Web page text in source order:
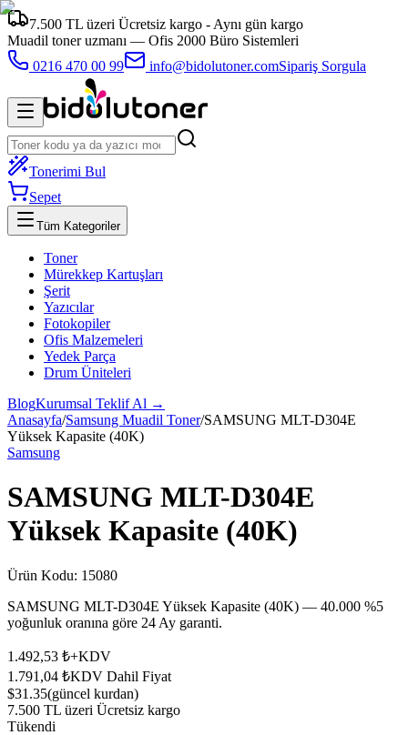
7.500 TL üzeri Ücretsiz kargo - Aynı gün kargo
Muadil toner uzmanı — Ofis 2000 Büro Sistemleri
0216 470 00 99
info@bidolutoner.comSipariş Sorgula
Tonerimi Bul
Sepet
Tüm Kategoriler
Toner
Mürekkep Kartuşları
Şerit
Yazıcılar
Fotokopiler
Ofis Malzemeleri
Yedek Parça
Drum Üniteleri
BlogKurumsal Teklif Al →
Anasayfa/Samsung Muadil Toner/SAMSUNG MLT-D304E
Yüksek Kapasite (40K)
Samsung
SAMSUNG MLT-D304E
Yüksek Kapasite (40K)
Ürün Kodu: 15080
SAMSUNG MLT-D304E Yüksek Kapasite (40K) — 40.000 %5
yoğunluk oranına göre 24 Ay garanti.
1.492,53 ₺+KDV
1.791,04 ₺KDV Dahil Fiyat
$31.35(güncel kurdan)
7.500 TL üzeri Ücretsiz kargo
Tükendi